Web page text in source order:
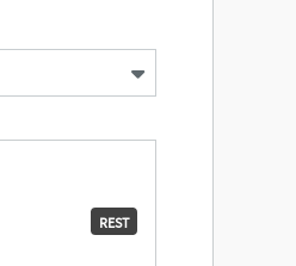
REST